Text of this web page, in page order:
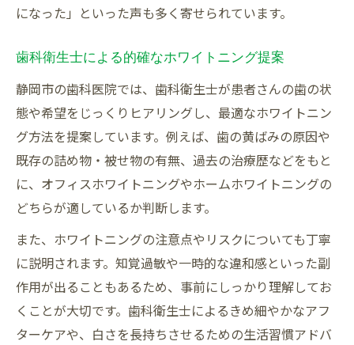
になった」といった声も多く寄せられています。
歯科衛生士による的確なホワイトニング提案
静岡市の歯科医院では、歯科衛生士が患者さんの歯の状
態や希望をじっくりヒアリングし、最適なホワイトニン
グ方法を提案しています。例えば、歯の黄ばみの原因や
既存の詰め物・被せ物の有無、過去の治療歴などをもと
に、オフィスホワイトニングやホームホワイトニングの
どちらが適しているか判断します。
また、ホワイトニングの注意点やリスクについても丁寧
に説明されます。知覚過敏や一時的な違和感といった副
作用が出ることもあるため、事前にしっかり理解してお
くことが大切です。歯科衛生士によるきめ細やかなアフ
ターケアや、白さを長持ちさせるための生活習慣アドバ